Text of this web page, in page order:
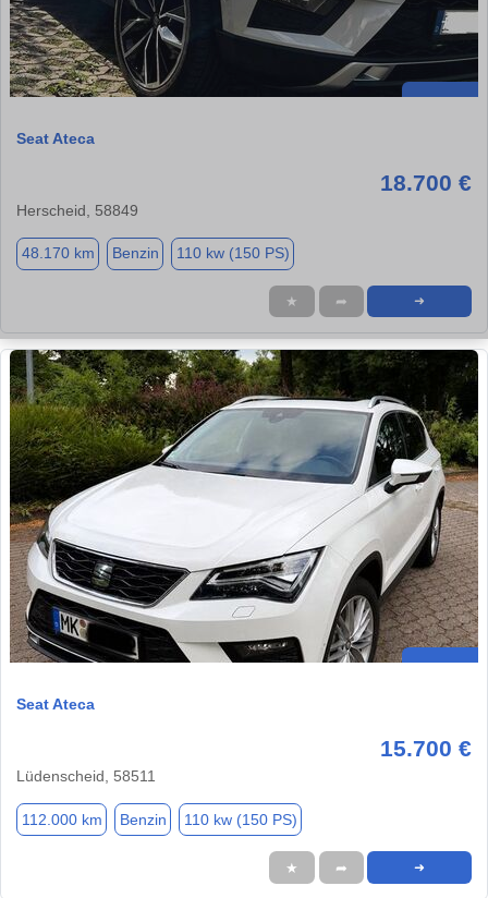
Seat Ateca
18.700 €
Herscheid, 58849
48.170 km Benzin 110 kw (150 PS)
★ ➦ ➜
Seat Ateca
15.700 €
Lüdenscheid, 58511
112.000 km Benzin 110 kw (150 PS)
★ ➦ ➜